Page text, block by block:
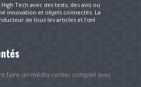
Tech avec des tests, des avis ou
innovation et objets connectés. La
de tous les articles et l’œil
faire un média-center complet avec